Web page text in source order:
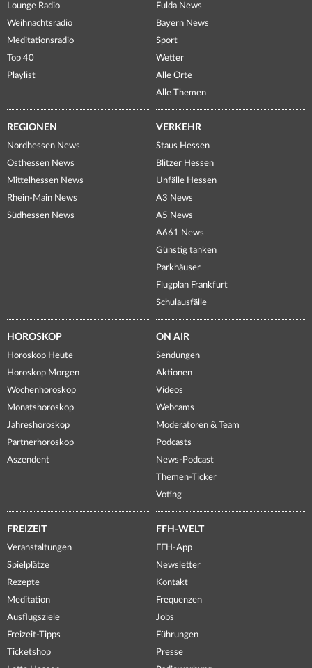
Lounge Radio
Weihnachtsradio
Meditationsradio
Top 40
Playlist
Fulda News
Bayern News
Sport
Wetter
Alle Orte
Alle Themen
REGIONEN
Nordhessen News
Osthessen News
Mittelhessen News
Rhein-Main News
Südhessen News
VERKEHR
Staus Hessen
Blitzer Hessen
Unfälle Hessen
A3 News
A5 News
A661 News
Günstig tanken
Parkhäuser
Flugplan Frankfurt
Schulausfälle
HOROSKOP
Horoskop Heute
Horoskop Morgen
Wochenhoroskop
Monatshoroskop
Jahreshoroskop
Partnerhoroskop
Aszendent
ON AIR
Sendungen
Aktionen
Videos
Webcams
Moderatoren & Team
Podcasts
News-Podcast
Themen-Ticker
Voting
FREIZEIT
Veranstaltungen
Spielplätze
Rezepte
Meditation
Ausflugsziele
Freizeit-Tipps
Ticketshop
FFH-WELT
FFH-App
Newsletter
Kontakt
Frequenzen
Jobs
Führungen
Presse